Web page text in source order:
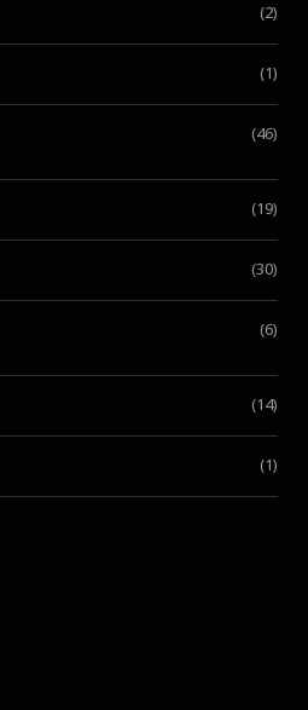
(2)
(1)
(46)
(19)
(30)
(6)
(14)
(1)